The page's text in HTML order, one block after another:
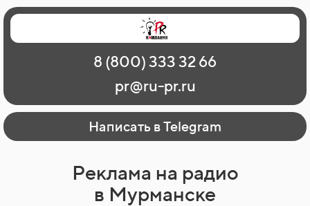
Главная
Наши работы
О рекламе
Регионы
Контакты
8 (800) 333 32 66
pr@ru-pr.ru
Написать в Telegram
Реклама на радио
в Мурманске